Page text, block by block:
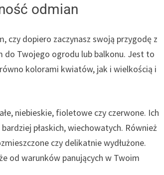
odmian
czy dopiero zaczynasz swoją przygodę z
Twojego ogrodu lub balkonu. Jest to
kolorami kwiatów, jak i wielkością i
niebieskie, fioletowe czy czerwone. Ich
płaskich, wiechowatych. Również
czy delikatnie wydłużone.
od warunków panujących w Twoim